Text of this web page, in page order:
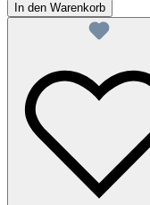
In den Warenkorb